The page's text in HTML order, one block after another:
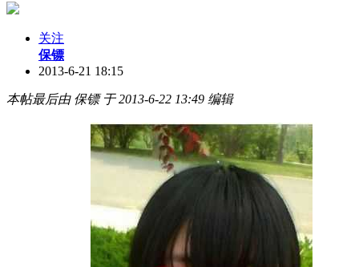
关注
保镖
2013-6-21 18:15
本帖最后由 保镖 于 2013-6-22 13:49 编辑